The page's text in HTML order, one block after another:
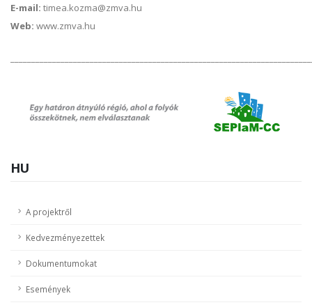
E-mail: timea.kozma@zmva.hu
Web: www.zmva.hu
HU
A projektről
Kedvezményezettek
Dokumentumokat
Események